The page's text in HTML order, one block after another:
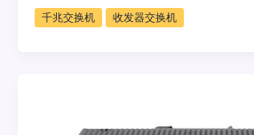
千兆交换机 收发器交换机